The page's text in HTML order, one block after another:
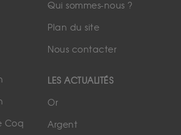
Coq
Qui sommes-nous ?
Plan du site
Nous contacter
LES ACTUALITÉS
Or
Argent